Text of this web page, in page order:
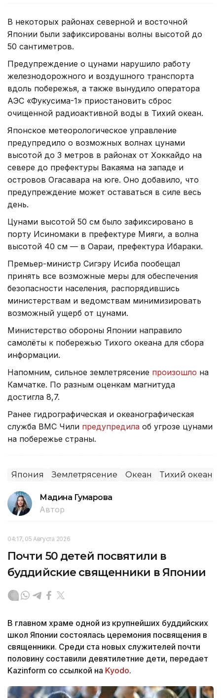
В некоторых районах северной и восточной
Японии были зафиксированы волны высотой до
50 сантиметров.
Предупреждение о цунами нарушило работу
железнодорожного и воздушного транспорта
вдоль побережья, а также вынудило оператора
АЭС «Фукусима-1» приостановить сброс
очищенной радиоактивной воды в Тихий океан.
Японское метеорологическое управление
предупредило о возможных волнах цунами
высотой до 3 метров в районах от Хоккайдо на
севере до префектуры Вакаяма на западе и
островов Огасавара на юге. Оно добавило, что
предупреждение может оставаться в силе весь
день.
Цунами высотой 50 см было зафиксировано в
порту Исиномаки в префектуре Мияги, а волна
высотой 40 см — в Оараи, префектура Ибараки.
Премьер-министр Сигэру Исиба пообещал
принять все возможные меры для обеспечения
безопасности населения, распорядившись
министерствам и ведомствам минимизировать
возможный ущерб от цунами.
Министерство обороны Японии направило
самолёты к побережью Тихого океана для сбора
информации.
Напомним, сильное землетрясение произошло на
Камчатке. По разным оценкам магнитуда
достигла 8,7.
Ранее гидрографическая и океанографическая
служба ВМС Чили предупредила об угрозе цунами
на побережье страны.
Япония Землетрясение Океан Тихий океан
Мадина Гумарова
Автор
04:17, 05 Августа 2026
Почти 50 детей посвятили в
буддийские священники в Японии
В главном храме одной из крупнейших буддийских
школ Японии состоялась церемония посвящения в
священники. Среди ста новых служителей почти
половину составили девятилетние дети, передает
Kazinform со ссылкой на Kyodo.